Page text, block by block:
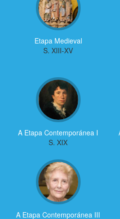
Etapa Medieval
S. XIII-XV
A Etapa Contemporánea I
S. XIX
A Etapa Contemporánea III